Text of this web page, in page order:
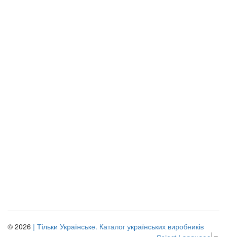
© 2026 | Тільки Українське. Каталог українських виробників